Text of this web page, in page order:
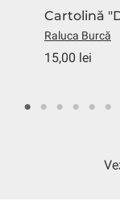
Cartolină
Raluca Burcă
15,00 lei